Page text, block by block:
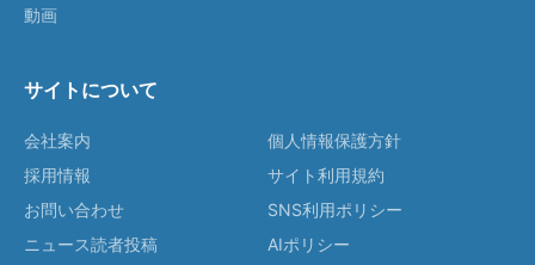
動画
サイトについて
会社案内
採用情報
お問い合わせ
ニュース読者投稿
個人情報保護方針
サイト利用規約
SNS利用ポリシー
AIポリシー